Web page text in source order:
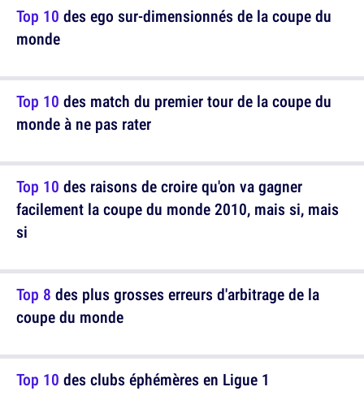
Top 10 des ego sur-dimensionnés de la coupe du
monde
Top 10 des raisons de croire qu'on va gagner
facilement la coupe du monde 2010, mais si, mais
si
Top 10 des clubs éphémères en Ligue 1
Top 10 des match du premier tour de la coupe du
monde à ne pas rater
Top 8 des plus grosses erreurs d'arbitrage de la
coupe du monde